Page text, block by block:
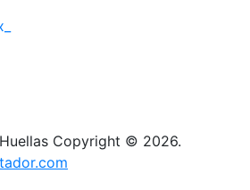
Huellas Copyright © 2026.